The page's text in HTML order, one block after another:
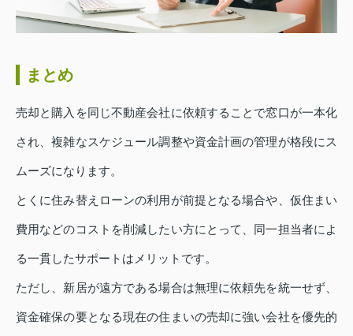
まとめ
売却と購入を同じ不動産会社に依頼することで窓口が一本化
され、複雑なスケジュール調整や資金計画の管理が格段にス
ムーズになります。
とくに住み替えローンの利用が前提となる場合や、仮住まい
費用などのコストを削減したい方にとって、同一担当者によ
る一貫したサポートはメリットです。
ただし、新居が遠方である場合は無理に依頼先を統一せず、
資金確保の要となる現在の住まいの売却に強い会社を優先的